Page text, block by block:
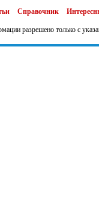
Справочник
разрешено только с